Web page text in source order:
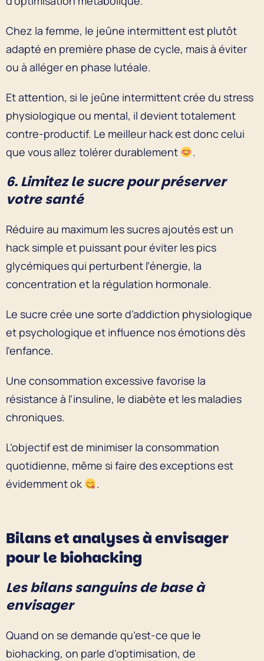
Chez la femme, le jeûne intermittent est plutôt
adapté en première phase de cycle, mais à éviter
ou à alléger en phase lutéale.
Et attention, si le jeûne intermittent crée du stress
physiologique ou mental, il devient totalement
contre-productif. Le meilleur hack est donc celui
que vous allez tolérer durablement
.
6. Limitez le sucre pour préserver
votre santé
Réduire au maximum les sucres ajoutés est un
hack simple et puissant pour éviter les pics
glycémiques qui perturbent l’énergie, la
concentration et la régulation hormonale.
Le sucre crée une sorte d’addiction physiologique
et psychologique et influence nos émotions dès
l’enfance.
Une consommation excessive favorise la
résistance à l’insuline, le diabète et les maladies
chroniques.
L’objectif est de minimiser la consommation
quotidienne, même si faire des exceptions est
évidemment ok
.
Bilans et analyses à envisager
pour le biohacking
Les bilans sanguins de base à
envisager
Quand on se demande qu’est-ce que le
biohacking, on parle d’optimisation, de